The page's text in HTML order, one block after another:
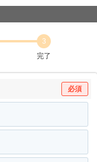
3
完了
必須